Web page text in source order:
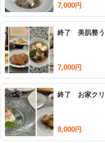
ル・コルドン・ブルー東京校にて
和食、中華と各方面の専門家に師事
2012年より自宅にて料理教室「
𓌉◯𓇋　教室所在地
東京都世田谷区
詳細はご予約確定時にお知らせい
𓌉◯𓇋　最寄駅
小田急線千歳船橋駅より徒歩13分
7,000円
終了 美肌整う
7,000円
終了 お家クリ
8,000円